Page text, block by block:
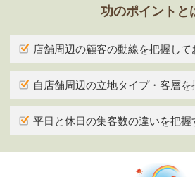
功のポイントと
店舗周辺の顧客の動線を把握して
自店舗周辺の立地タイプ・客層を
平日と休日の集客数の違いを把握